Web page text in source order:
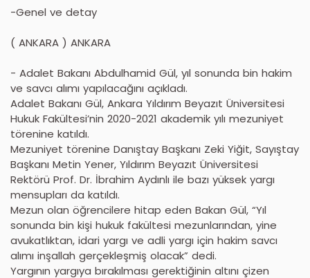
-Genel ve detay
( ANKARA ) ANKARA
- Adalet Bakanı Abdulhamid Gül, yıl sonunda bin hakim
ve savcı alımı yapılacağını açıkladı.
Adalet Bakanı Gül, Ankara Yıldırım Beyazıt Üniversitesi
Hukuk Fakültesi’nin 2020-2021 akademik yılı mezuniyet
törenine katıldı.
Mezuniyet törenine Danıştay Başkanı Zeki Yiğit, Sayıştay
Başkanı Metin Yener, Yıldırım Beyazıt Üniversitesi
Rektörü Prof. Dr. İbrahim Aydınlı ile bazı yüksek yargı
mensupları da katıldı.
Mezun olan öğrencilere hitap eden Bakan Gül, “Yıl
sonunda bin kişi hukuk fakültesi mezunlarından, yine
avukatlıktan, idari yargı ve adli yargı için hakim savcı
alımı inşallah gerçekleşmiş olacak” dedi.
Yargının yargıya bırakılması gerektiğinin altını çizen